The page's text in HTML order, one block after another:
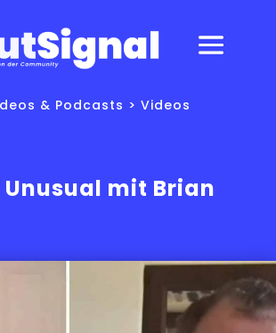
& Podcasts >Videos
Unusual mit Brian